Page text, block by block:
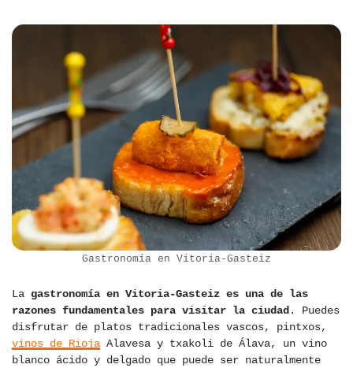
Gastronomía en Vitoria-Gasteiz
La gastronomía en Vitoria-Gasteiz es una de las
razones fundamentales para visitar la ciudad. Puedes
disfrutar de platos tradicionales vascos, pintxos,
vinos de Rioja Alavesa y txakoli de Álava, un vino
blanco ácido y delgado que puede ser naturalmente